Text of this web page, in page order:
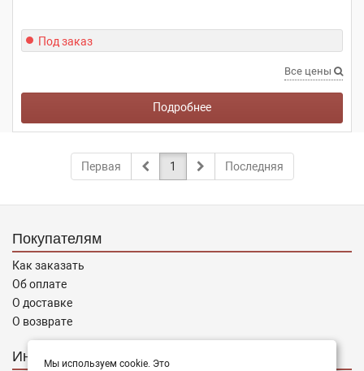
Под заказ
Все цены
Подробнее
Первая 1 Последняя
Покупателям
Как заказать
Об оплате
О доставке
О возврате
Информация
Мы используем cookie. Это